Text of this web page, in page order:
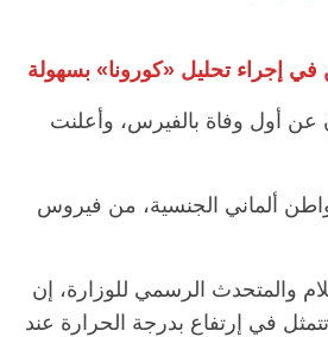
في إجراء تحليل «كورونا» بسهولة
أول وفاة بالفيرس، وأعلنت
ألماني الجنسية، من فيروس
والمتحدث الرسمي للوزارة، إن
أعراض مرضية تتمثل في إرتفاع بدرجة الحرارة عند
شاغر على مائدة الإفطار.. يحيى
عبدالهادي فارس مقاومة
2026